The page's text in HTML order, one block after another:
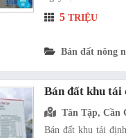
5 TRIỆU
Bán đất nông
Bán đất khu tái
Tân Tập, Cần
Bán đất khu tái